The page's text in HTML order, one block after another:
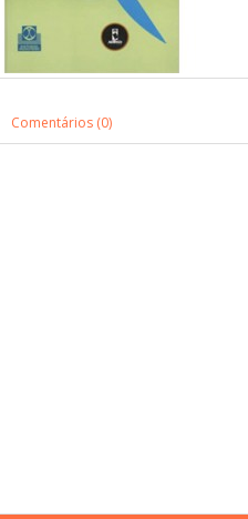
Comentários (0)